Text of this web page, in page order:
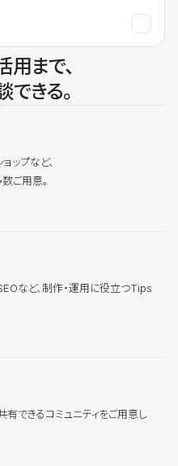
まで、
きる。
ップなど、
ご用意。
など、制作・運用に役立つTips
できるコミュニティをご用意し